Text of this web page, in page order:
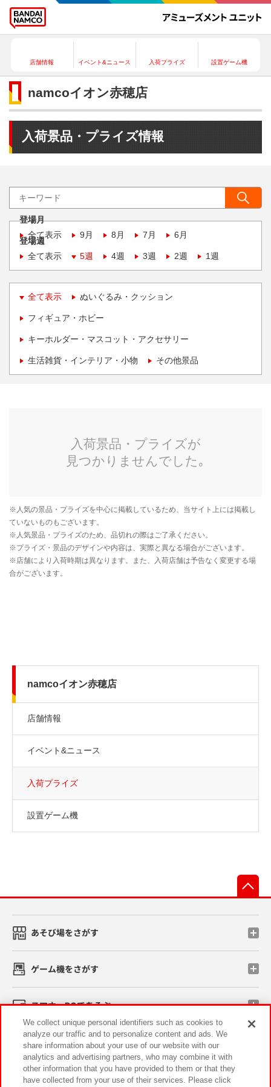
店舗情報 イベント&ニュース 入荷プライズ 設置ゲーム機
namcoイオン赤穂店
入荷景品・プライズ情報
登場月
全て表示
9月 8月 7月 6月
登場週
全て表示
5週 4週 3週 2週 1週
全て表示 ぬいぐるみ・クッション
フィギュア・ホビー
キーホルダー・マスコット・アクセサリー
生活雑貨・インテリア・小物 その他景品
namcoイオン赤穂店
店舗情報
イベント&ニュース
入荷プライズ
設置ゲーム機
あそび場をさがす
ゲーム機をさがす
スマホ・PCであそぶ
イベント・キャンペーン
We collect unique personal identifiers such as cookies to
analyze our traffic and to personalize content and ads. We
share information about your use of our website with our
analytics and advertising partners, who may combine it with
other information that you have provided to them or that they
have collected from your use of their services. Please click